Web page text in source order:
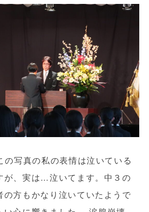
の写真の私の表情は泣いている
が、実は…泣いてます。中３の
の方もかなり泣いていたようで